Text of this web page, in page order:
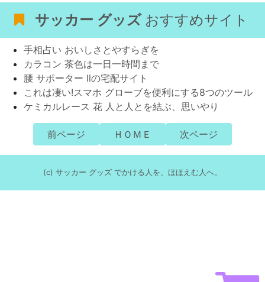
サッカー グッズおすすめサイト
手相占い おいしさとやすらぎを
カラコン 茶色は一日一時間まで
腰 サポーター llの宅配サイト
これは凄い!スマホ グローブを便利にする8つのツール
ケミカルレース 花 人と人とを結ぶ、思いやり
前ページ ＨＯＭＥ 次ページ
(c) サッカー グッズ でかける人を、ほほえむ人へ。